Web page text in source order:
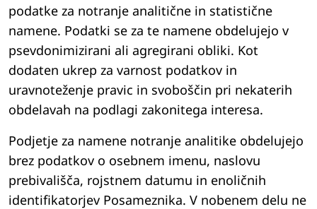
podatke za notranje analitične in statistične
namene. Podatki se za te namene obdelujejo v
psevdonimizirani ali agregirani obliki. Kot
dodaten ukrep za varnost podatkov in
uravnoteženje pravic in svoboščin pri nekaterih
obdelavah na podlagi zakonitega interesa.
Podjetje za namene notranje analitike obdelujejo
brez podatkov o osebnem imenu, naslovu
prebivališča, rojstnem datumu in enoličnih
identifikatorjev Posameznika. V nobenem delu ne